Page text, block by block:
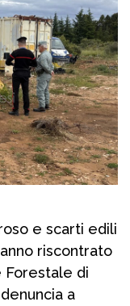
e scarti edili
riscontrato
Forestale di
a